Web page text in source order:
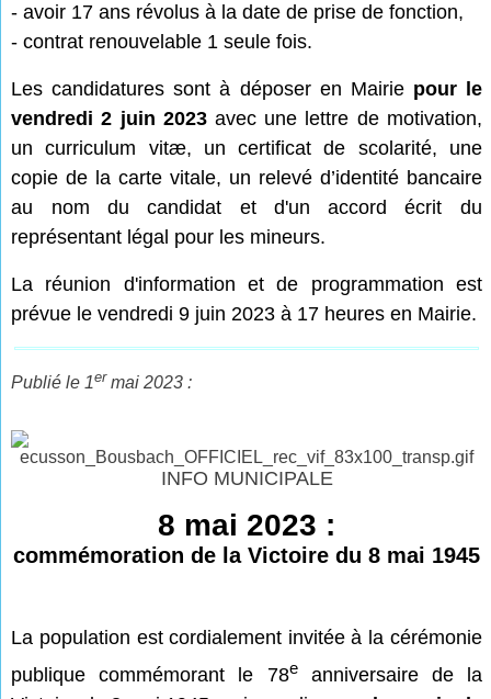
- avoir 17 ans révolus à la date de prise de fonction,
- contrat renouvelable 1 seule fois.
Les candidatures sont à déposer en Mairie pour le
vendredi 2 juin 2023avec une lettre de motivation,
un curriculum vitæ, un certificat de scolarité, une
copie de la carte vitale, un relevé d’identité bancaire
au nom du candidat et d'un accord écrit du
représentant légal pour les mineurs.
La réunion d'information et de programmation est
prévue le vendredi 9 juin 2023 à 17 heures en Mairie.
Publié le 1er mai 2023 :
INFO MUNICIPALE
8 mai 2023 :
commémoration de la Victoire du 8 mai 1945
La population est cordialement invitée à la cérémonie
publique commémorant le 78eanniversaire de la